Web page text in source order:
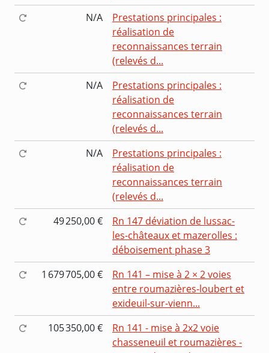
N/A
Prestations principales :
réalisation de
reconnaissances terrain
(relevés d...
N/A
Prestations principales :
réalisation de
reconnaissances terrain
(relevés d...
N/A
Prestations principales :
réalisation de
reconnaissances terrain
(relevés d...
49 250,00 €
Rn 147 déviation de lussac-
les-châteaux et mazerolles :
déboisement phase 3
1 679 705,00 €
Rn 141 – mise à 2 × 2 voies
entre roumazières-loubert et
exideuil-sur-vienn...
105 350,00 €
Rn 141 - mise à 2x2 voie
chasseneuil et roumazières -